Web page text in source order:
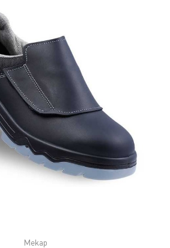
Mekap